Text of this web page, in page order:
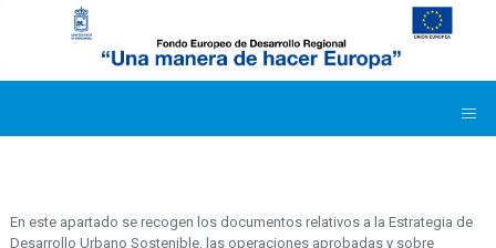
En este apartado se recogen los documentos relativos a la Estrategia de
Desarrollo Urbano Sostenible, las operaciones aprobadas y sobre